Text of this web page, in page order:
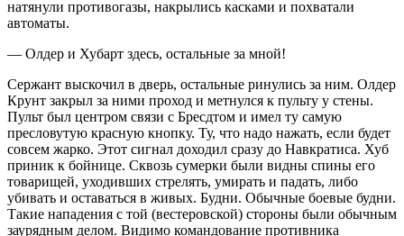
натянули противогазы, накрылись касками и похватали
автоматы.
— Олдер и Хубарт здесь, остальные за мной!
Сержант выскочил в дверь, остальные ринулись за ним. Олдер
Крунт закрыл за ними проход и метнулся к пульту у стены.
Пульт был центром связи с Бресдтом и имел ту самую
пресловутую красную кнопку. Ту, что надо нажать, если будет
совсем жарко. Этот сигнал доходил сразу до Навкратиса. Хуб
приник к бойнице. Сквозь сумерки были видны спины его
товарищей, уходивших стрелять, умирать и падать, либо
убивать и оставаться в живых. Будни. Обычные боевые будни.
Такие нападения с той (вестеровской) стороны были обычным
заурядным делом. Видимо командование противника